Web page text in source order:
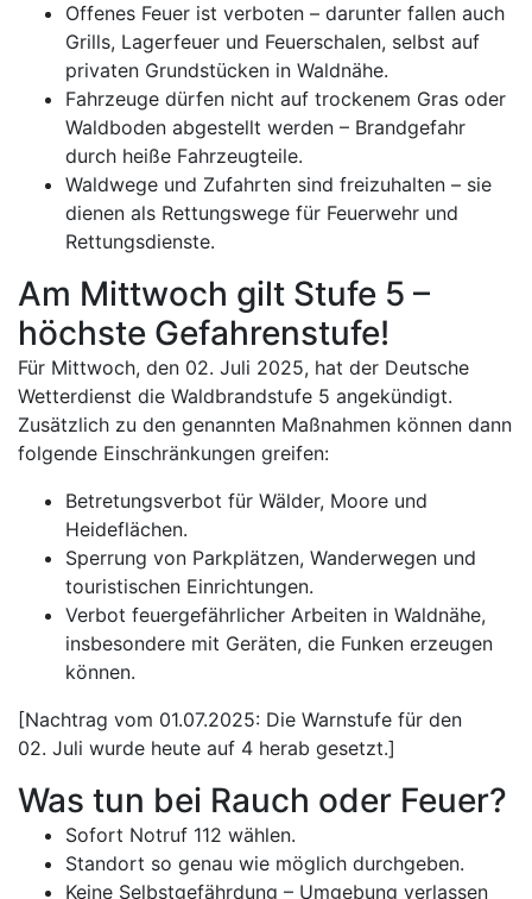
Offenes Feuer ist verboten – darunter fallen auch
Grills, Lagerfeuer und Feuerschalen, selbst auf
privaten Grundstücken in Waldnähe.
Fahrzeuge dürfen nicht auf trockenem Gras oder
Waldboden abgestellt werden – Brandgefahr
durch heiße Fahrzeugteile.
Waldwege und Zufahrten sind freizuhalten – sie
dienen als Rettungswege für Feuerwehr und
Rettungsdienste.
Am Mittwoch gilt Stufe 5 –
höchste Gefahrenstufe!
Für Mittwoch, den 02. Juli 2025, hat der Deutsche
Wetterdienst die Waldbrandstufe 5 angekündigt.
Zusätzlich zu den genannten Maßnahmen können dann
folgende Einschränkungen greifen:
Betretungsverbot für Wälder, Moore und
Heideflächen.
Sperrung von Parkplätzen, Wanderwegen und
touristischen Einrichtungen.
Verbot feuergefährlicher Arbeiten in Waldnähe,
insbesondere mit Geräten, die Funken erzeugen
können.
[Nachtrag vom 01.07.2025: Die Warnstufe für den
02. Juli wurde heute auf 4 herab gesetzt.]
Was tun bei Rauch oder Feuer?
Sofort Notruf 112 wählen.
Standort so genau wie möglich durchgeben.
Keine Selbstgefährdung – Umgebung verlassen